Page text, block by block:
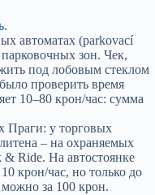
автоматах (parkovací
зон. Чек,
под лобовым стеклом
проверить время
10–80 крон/час: сумма
Праги: у торговых
– на охраняемых
Ride. На автостоянке
крон/час, но только до
за 100 крон.